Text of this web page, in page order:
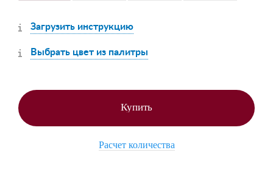
Загрузить инструкцию
Выбрать цвет из палитры
Купить
Расчет количества